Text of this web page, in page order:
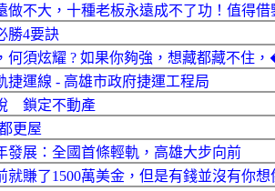
做不大，十種老板永遠成不了功！值得借
勝4要訣
何須炫耀 ? 如果你夠強，想藏都藏不住
捷運線 - 高雄市政府捷運工程局
鎖定不動產
更屋
發展：全國首條輕軌，高雄大步向前
就賺了1500萬美金，但是有錢並沒有你想